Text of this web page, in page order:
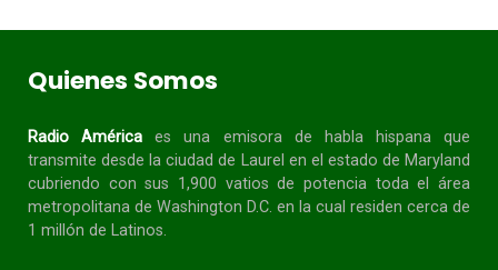
Quienes Somos
Radio América es una emisora de habla hispanaque
transmite desde la ciudad de Laurel en el estado de Maryland
cubriendo con sus 1,900 vatios de potencia toda el área
metropolitana de Washington D.C. en la cual residen cerca de
1 millón de Latinos.